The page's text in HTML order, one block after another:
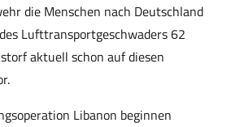
die Menschen nach Deutschland
Lufttransportgeschwaders 62
aktuell schon auf diesen
Libanon beginnen